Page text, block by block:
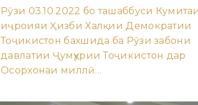
Рӯзи 03.10.2022 бо ташаббуси
иҷроияи Ҳизби Халқии Демократии
Тоҷикистон бахшида ба Рӯзи забони
давлатии Ҷумҳурии Тоҷикистон дар
Осорхонаи миллӣ…